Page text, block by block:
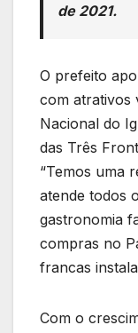
de 2021.
O prefeito
com atrativos
Nacional do
das Três
“Temos uma
atende todos
gastronomia
compras no
francas
Com o